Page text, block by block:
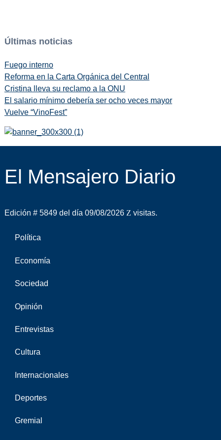
Últimas noticias
Fuego interno
Reforma en la Carta Orgánica del Central
Cristina lleva su reclamo a la ONU
El salario mínimo debería ser ocho veces mayor
Vuelve “VinoFest”
El Mensajero Diario
Edición # 5849 del día 09/08/2026 visitas.
Política
Economía
Sociedad
Opinión
Entrevistas
Cultura
Internacionales
Deportes
Gremial